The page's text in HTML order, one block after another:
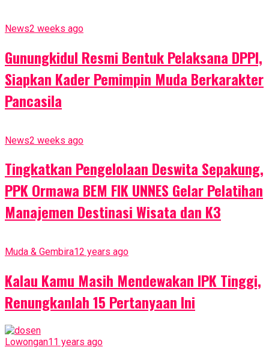
News2 weeks ago
Gunungkidul Resmi Bentuk Pelaksana DPPI,
Siapkan Kader Pemimpin Muda Berkarakter
Pancasila
News2 weeks ago
Tingkatkan Pengelolaan Deswita Sepakung,
PPK Ormawa BEM FIK UNNES Gelar Pelatihan
Manajemen Destinasi Wisata dan K3
Muda & Gembira12 years ago
Kalau Kamu Masih Mendewakan IPK Tinggi,
Renungkanlah 15 Pertanyaan Ini
Lowongan11 years ago